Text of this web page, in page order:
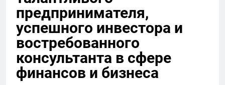
предпринимателя,
успешного инвестора и
востребованного
консультанта в сфере
финансов и бизнеса